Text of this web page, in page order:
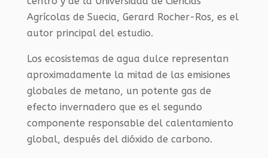
Agrícolas de Suecia, Gerard Rocher-Ros, es el
autor principal del estudio.
Los ecosistemas de agua dulce representan
aproximadamente la mitad de las emisiones
globales de metano, un potente gas de
efecto invernadero que es el segundo
componente responsable del calentamiento
global, después del dióxido de carbono.